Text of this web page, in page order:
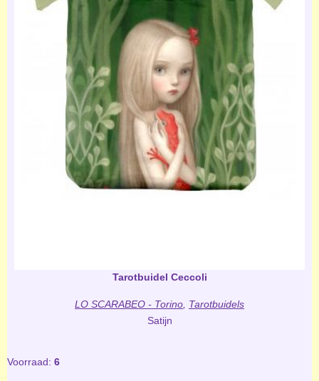
Tarotbuidel Ceccoli
LO SCARABEO - Torino Tarotbuidels
Satijn
Voorraad: 6